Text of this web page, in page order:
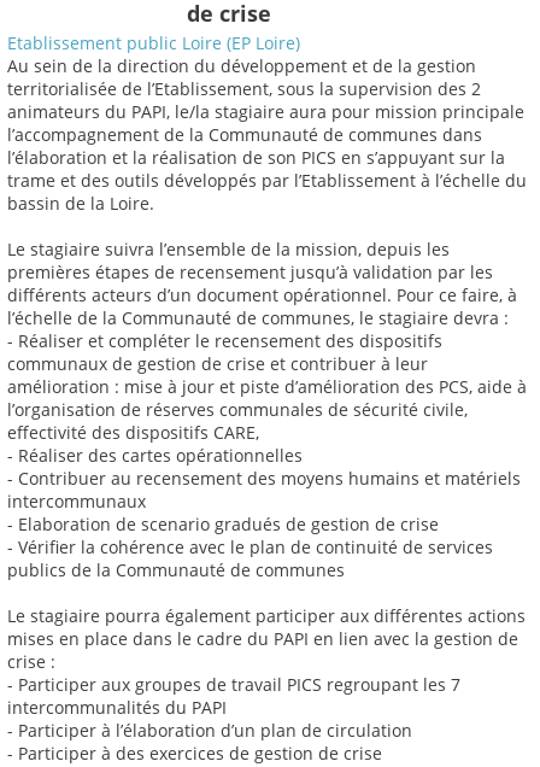
de crise
Etablissement public Loire (EP Loire)
Au sein de la direction du développement et de la gestion
territorialisée de l’Etablissement, sous la supervision des 2
animateurs du PAPI, le/la stagiaire aura pour mission principale
l’accompagnement de la Communauté de communes dans
l’élaboration et la réalisation de son PICS en s’appuyant sur la
trame et des outils développés par l’Etablissement à l’échelle du
bassin de la Loire.
Le stagiaire suivra l’ensemble de la mission, depuis les
premières étapes de recensement jusqu’à validation par les
différents acteurs d’un document opérationnel. Pour ce faire, à
l’échelle de la Communauté de communes, le stagiaire devra :
- Réaliser et compléter le recensement des dispositifs
communaux de gestion de crise et contribuer à leur
amélioration : mise à jour et piste d’amélioration des PCS, aide à
l’organisation de réserves communales de sécurité civile,
effectivité des dispositifs CARE,
- Réaliser des cartes opérationnelles
- Contribuer au recensement des moyens humains et matériels
intercommunaux
- Elaboration de scenario gradués de gestion de crise
- Vérifier la cohérence avec le plan de continuité de services
publics de la Communauté de communes
Le stagiaire pourra également participer aux différentes actions
mises en place dans le cadre du PAPI en lien avec la gestion de
crise :
- Participer aux groupes de travail PICS regroupant les 7
intercommunalités du PAPI
- Participer à l’élaboration d’un plan de circulation
- Participer à des exercices de gestion de crise